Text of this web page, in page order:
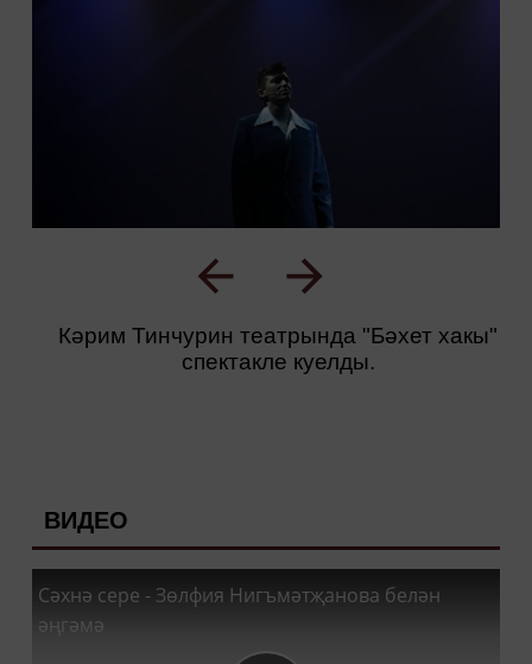
Кәрим Тинчурин театрында "Бәхет хакы"
спектакле куелды.
ВИДЕО
Сәхнә сере - Зөлфия Нигъмәтҗанова белән
әңгәмә